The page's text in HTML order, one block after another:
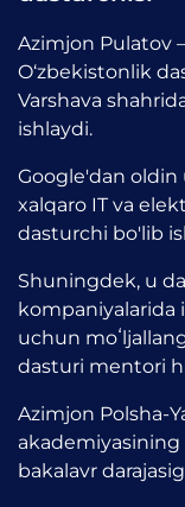
Azimjon Pulatov
O‘zbekistonlik
Varshava
ishlaydi.
Google'dan oldin
xalqaro IT va
dasturchi bo'lib
Shuningdek, u
kompaniyalarida
uchun
dasturi mentori
Azimjon Polsha-
akademiyasining
bakalavr